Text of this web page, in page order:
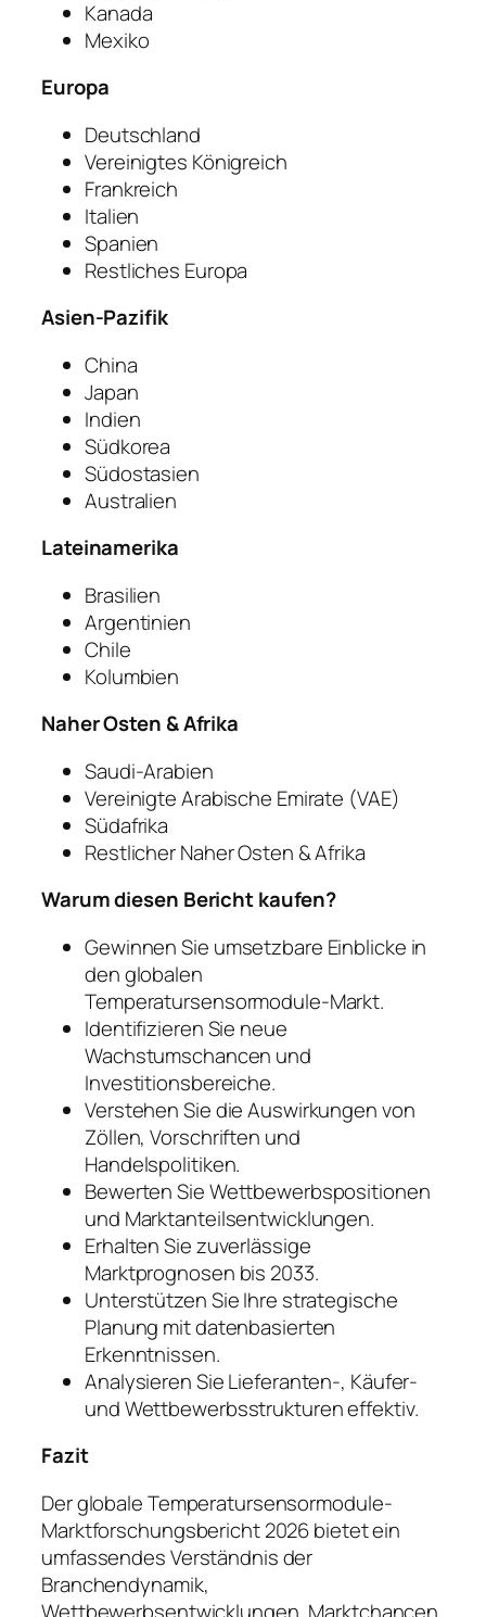
Kanada
Mexiko
Europa
Deutschland
Vereinigtes Königreich
Frankreich
Italien
Spanien
Restliches Europa
Asien-Pazifik
China
Japan
Indien
Südkorea
Südostasien
Australien
Lateinamerika
Brasilien
Argentinien
Chile
Kolumbien
Naher Osten & Afrika
Saudi-Arabien
Vereinigte Arabische Emirate (VAE)
Südafrika
Restlicher Naher Osten & Afrika
Warum diesen Bericht kaufen?
Gewinnen Sie umsetzbare Einblicke in
den globalen
Temperatursensormodule-Markt.
Identifizieren Sie neue
Wachstumschancen und
Investitionsbereiche.
Verstehen Sie die Auswirkungen von
Zöllen, Vorschriften und
Handelspolitiken.
Bewerten Sie Wettbewerbspositionen
und Marktanteilsentwicklungen.
Erhalten Sie zuverlässige
Marktprognosen bis 2033.
Unterstützen Sie Ihre strategische
Planung mit datenbasierten
Erkenntnissen.
Analysieren Sie Lieferanten-, Käufer-
und Wettbewerbsstrukturen effektiv.
Fazit
Der globale Temperatursensormodule-
Marktforschungsbericht 2026 bietet ein
umfassendes Verständnis der
Branchendynamik,